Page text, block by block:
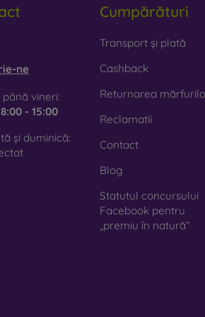
natural de calitate, cu textură
– sticla este utilizată doar ca
% în natură. Accentul pe protecția
nostru onlineFOON veți găsi
doar să o alegeți pe cea potrivită
ne
până vineri:
8:00 - 15:00
și duminică:
Cumpărături
Transport și plată
Cashback
Returnarea
Reclamatii
Contact
Blog
Statutul concursului
Facebook pentru
„premiu în natură”